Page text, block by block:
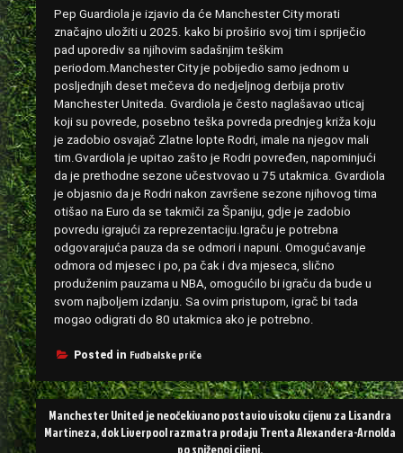
Pep Guardiola je izjavio da će Manchester City morati
značajno uložiti u 2025. kako bi proširio svoj tim i spriječio
pad uporediv sa njihovim sadašnjim teškim
periodom.Manchester City je pobijedio samo jednom u
posljednjih deset mečeva do nedjeljnog derbija protiv
Manchester Uniteda. Gvardiola je često naglašavao uticaj
koji su povrede, posebno teška povreda prednjeg križa koju
je zadobio osvajač Zlatne lopte Rodri, imale na njegov mali
tim.Gvardiola je upitao zašto je Rodri povređen, napominjući
da je prethodne sezone učestvovao u 75 utakmica. Gvardiola
je objasnio da je Rodri nakon završene sezone njihovog tima
otišao na Euro da se takmiči za Španiju, gdje je zadobio
povredu igrajući za reprezentaciju.Igraču je potrebna
odgovarajuća pauza da se odmori i napuni. Omogućavanje
odmora od mjesec i po, pa čak i dva mjeseca, slično
produženim pauzama u NBA, omogućilo bi igraču da bude u
svom najboljem izdanju. Sa ovim pristupom, igrač bi tada
mogao odigrati do 80 utakmica ako je potrebno.
Posted in Fudbalske priče
Post
navigation
Manchester United je neočekivano postavio visoku cijenu za Lisandra
Martineza, dok Liverpool razmatra prodaju Trenta Alexandera-Arnolda
po sniženoj cijeni.